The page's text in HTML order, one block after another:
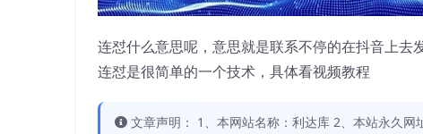
连怼什么意思呢，意思就是联系不停的在抖音上
连怼是很简单的一个技术，具体看视频教程
文章声明： 1、本网站名称：利达库 2、本站永久